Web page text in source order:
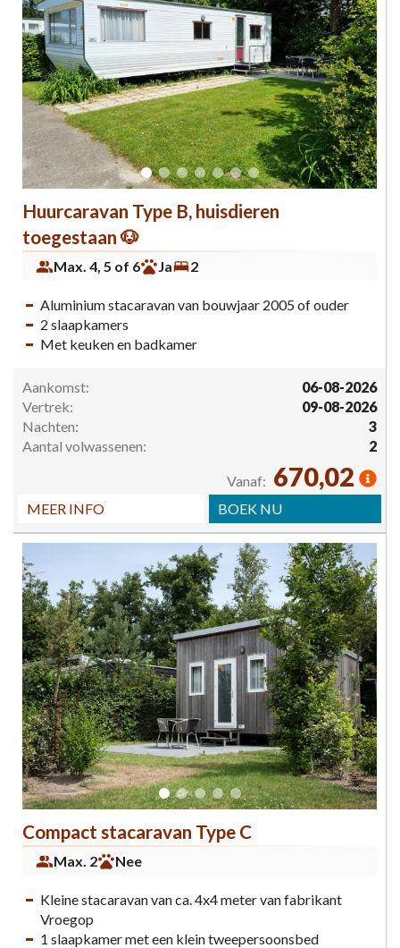
Huurcaravan Type B, huisdieren
toegestaan 🐶
Max. 4, 5 of 6 Ja 2
Aluminium stacaravan van bouwjaar 2005 of ouder
2 slaapkamers
Met keuken en badkamer
Aankomst:
06-08-2026
Vertrek:
09-08-2026
Nachten:
3
Aantal volwassenen:
2
Vanaf: 670,02
MEER INFO BOEK NU
Compact stacaravan Type C
Max. 2 Nee
Kleine stacaravan van ca. 4x4 meter van fabrikant
Vroegop
1 slaapkamer met een klein tweepersoonsbed